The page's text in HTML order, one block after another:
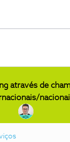
através de